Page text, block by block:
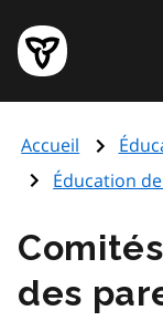
au
contenu
principal
Page
d'accueil
de
l'Ontario
Accueil
Éducation
des